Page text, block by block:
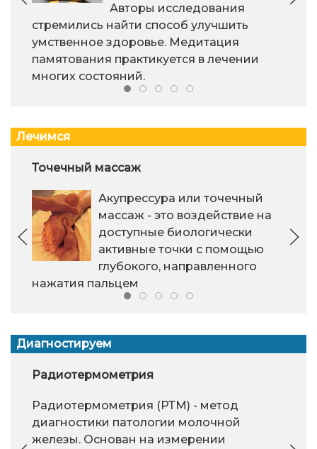
Авторы исследования
стремились найти способ улучшить
умственное здоровье. Медитация
памятования практикуется в лечении
многих состояний.
Лечимся
Точечный массаж
Акупрессура или точечный
массаж - это воздействие на
доступные биологически
активные точки с помощью
глубокого, направленного
нажатия пальцем
Диагностируем
Радиотермометрия
Радиотермометрия (РТМ) - метод
диагностики патологии молочной
железы. Основан на измерении